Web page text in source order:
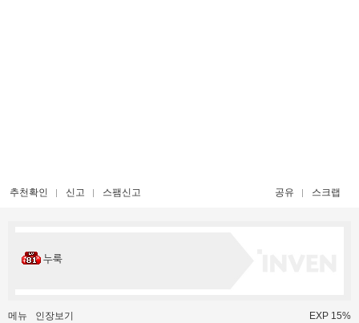
추천확인 신고 스팸신고 공유 스크랩
누룩
메뉴 인장보기 EXP 15%